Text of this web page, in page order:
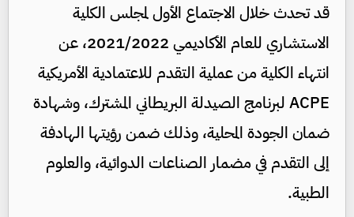
قد تحدث خلال الاجتماع الأول لمجلس الكلية
الاستشاري للعام الأكاديمي 2021/2022، عن
انتهاء الكلية من عملية التقدم للاعتمادية الأمريكية
ACPE لبرنامج الصيدلة البريطاني المشترك، وشهادة
ضمان الجودة المحلية، وذلك ضمن رؤيتها الهادفة
إلى التقدم في مضمار الصناعات الدوائية، والعلوم
الطبية.